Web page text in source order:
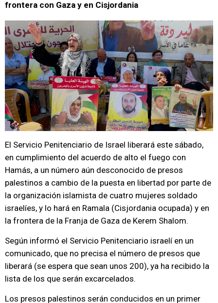
frontera con Gaza y en Cisjordania
El Servicio Penitenciario de Israel liberará este sábado,
en cumplimiento del acuerdo de alto el fuego con
Hamás, a un número aún desconocido de presos
palestinos a cambio de la puesta en libertad por parte de
la organización islamista de cuatro mujeres soldado
israelíes, y lo hará en Ramala (Cisjordania ocupada) y en
la frontera de la Franja de Gaza de Kerem Shalom.
Según informó el Servicio Penitenciario israelí en un
comunicado, que no precisa el número de presos que
liberará (se espera que sean unos 200), ya ha recibido la
lista de los que serán excarcelados.
Los presos palestinos serán conducidos en un primer